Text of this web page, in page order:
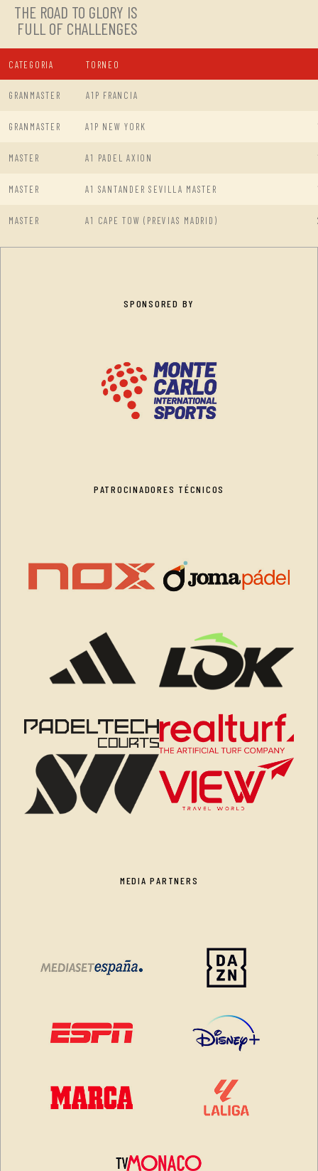
THE ROAD TO GLORY IS
FULL OF CHALLENGES
CATEGORIA TORNEO
GRANMASTER A1P FRANCIA
GRANMASTER A1P NEW YORK
MASTER A1 PADEL AXION
MASTER A1 SANTANDER SEVILLA MASTER
MASTER A1 CAPE TOW (PREVIAS MADRID)
SPONSORED BY
PATROCINADORES TÉCNICOS
MEDIA PARTNERS